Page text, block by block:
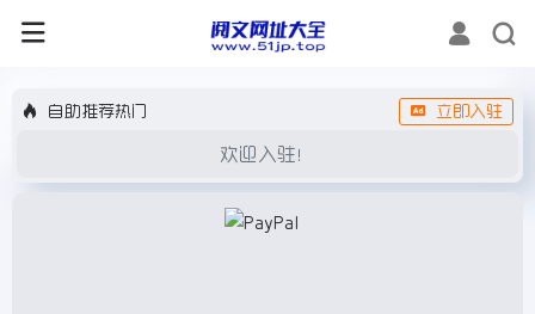
自助推荐热门 立即入驻
欢迎入驻！